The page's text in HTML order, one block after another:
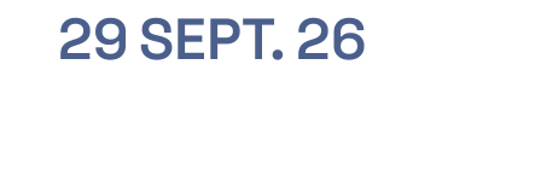
29SEPT. 26